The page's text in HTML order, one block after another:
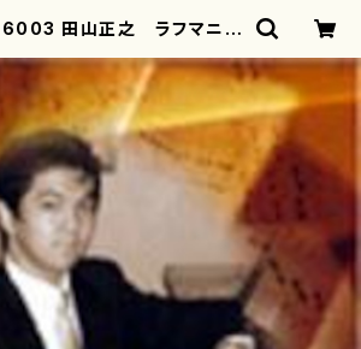
田山正之 ラフマニノ
| motherearth